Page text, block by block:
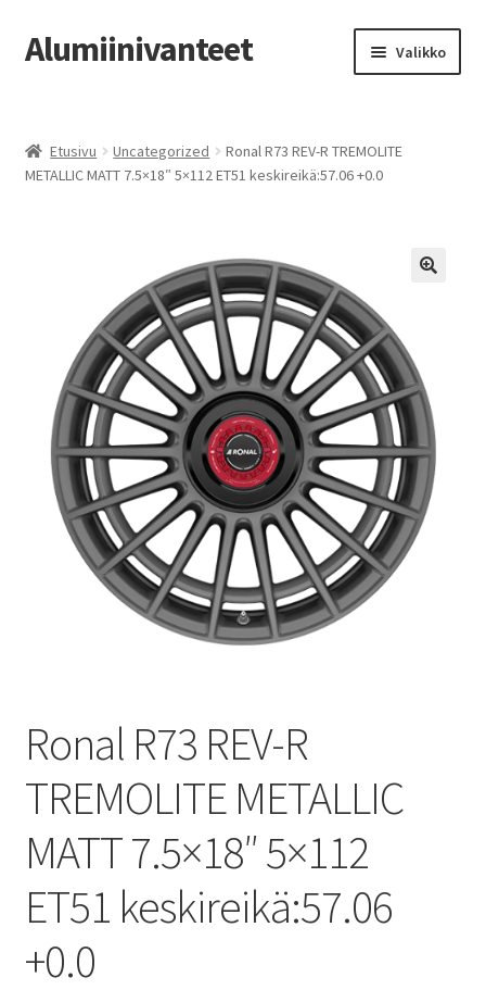
Siirry
navigointiin
Siirry
sisältöön
Alumiinivanteet Valikko
Kauppa
Vanteiden osto-opas
Auton renkaat
Yhteystiedot
Etusivu Uncategorized
Ronal R73 REV-R TREMOLITE
METALLIC MATT 7.5×18″ 5×112 ET51 keskireikä:57.06 +0.0
Ronal R73 REV-R
TREMOLITE METALLIC
MATT 7.5×18″ 5×112
ET51 keskireikä:57.06
+0.0